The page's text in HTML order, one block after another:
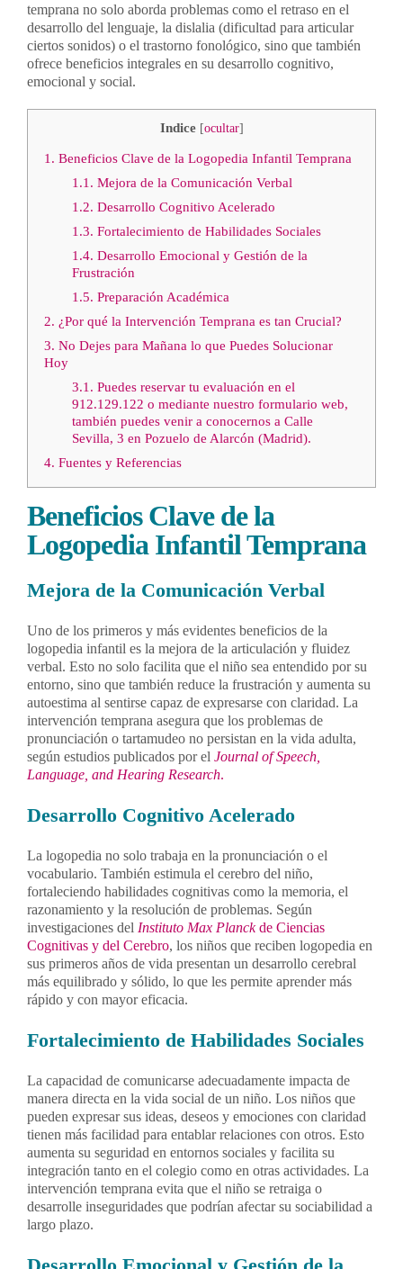
temprana no solo aborda problemas como el retraso en el
desarrollo del lenguaje, la dislalia (dificultad para articular
ciertos sonidos) o el trastorno fonológico, sino que también
ofrece beneficios integrales en su desarrollo cognitivo,
emocional y social.
Indice [ocultar]
1. Beneficios Clave de la Logopedia Infantil Temprana
1.1. Mejora de la Comunicación Verbal
1.2. Desarrollo Cognitivo Acelerado
1.3. Fortalecimiento de Habilidades Sociales
1.4. Desarrollo Emocional y Gestión de la
Frustración
1.5. Preparación Académica
2. ¿Por qué la Intervención Temprana es tan Crucial?
3. No Dejes para Mañana lo que Puedes Solucionar
Hoy
3.1. Puedes reservar tu evaluación en el
912.129.122 o mediante nuestro formulario web,
también puedes venir a conocernos a Calle
Sevilla, 3 en Pozuelo de Alarcón (Madrid).
4. Fuentes y Referencias
Beneficios Clave de la
Logopedia Infantil Temprana
Mejora de la Comunicación Verbal
Uno de los primeros y más evidentes beneficios de la
logopedia infantil es la mejora de la articulación y fluidez
verbal. Esto no solo facilita que el niño sea entendido por su
entorno, sino que también reduce la frustración y aumenta su
autoestima al sentirse capaz de expresarse con claridad. La
intervención temprana asegura que los problemas de
pronunciación o tartamudeo no persistan en la vida adulta,
según estudios publicados por el Journal of Speech,
Language, and Hearing Research.
Desarrollo Cognitivo Acelerado
La logopedia no solo trabaja en la pronunciación o el
vocabulario. También estimula el cerebro del niño,
fortaleciendo habilidades cognitivas como la memoria, el
razonamiento y la resolución de problemas. Según
investigaciones del Instituto Max Planckde Ciencias
Cognitivas y del Cerebro, los niños que reciben logopedia en
sus primeros años de vida presentan un desarrollo cerebral
más equilibrado y sólido, lo que les permite aprender más
rápido y con mayor eficacia.
Fortalecimiento de Habilidades Sociales
La capacidad de comunicarse adecuadamente impacta de
manera directa en la vida social de un niño. Los niños que
pueden expresar sus ideas, deseos y emociones con claridad
tienen más facilidad para entablar relaciones con otros. Esto
aumenta su seguridad en entornos sociales y facilita su
integración tanto en el colegio como en otras actividades. La
intervención temprana evita que el niño se retraiga o
desarrolle inseguridades que podrían afectar su sociabilidad a
largo plazo.